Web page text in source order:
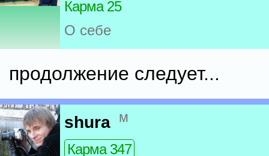
Карма 25
О себе
продолжение следует...
shura м
Карма 347